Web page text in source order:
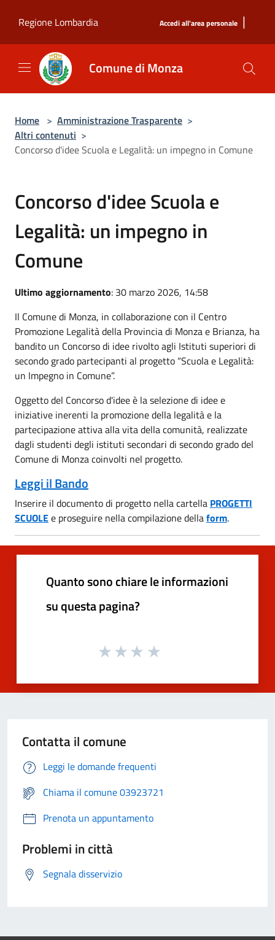
Regione Lombardia
Accedi all'area personale |
Comune di Monza
Home > Amministrazione Trasparente >
Altri contenuti >
Concorso d'idee Scuola e Legalità: un impegno in Comune
Concorso d'idee Scuola e
Legalità: un impegno in
Comune
Ultimo aggiornamento: 30 marzo 2026, 14:58
Il Comune di Monza, in collaborazione con il Centro
Promozione Legalità della Provincia di Monza e Brianza, ha
bandito un Concorso di idee rivolto agli Istituti superiori di
secondo grado partecipanti al progetto “Scuola e Legalità:
un Impegno in Comune”.
Oggetto del Concorso d'idee è la selezione di idee e
iniziative inerenti la promozione della legalità e la
partecipazione attiva alla vita della comunità, realizzate
dagli studenti degli istituti secondari di secondo grado del
Comune di Monza coinvolti nel progetto.
Leggi il Bando
Inserire il documento di progetto nella cartella PROGETTI
SCUOLEe proseguire nella compilazione dellaform.
Quanto sono chiare le informazioni
su questa pagina?
Contatta il comune
Leggi le domande frequenti
Chiama il comune 03923721
Prenota un appuntamento
Problemi in città
Segnala disservizio